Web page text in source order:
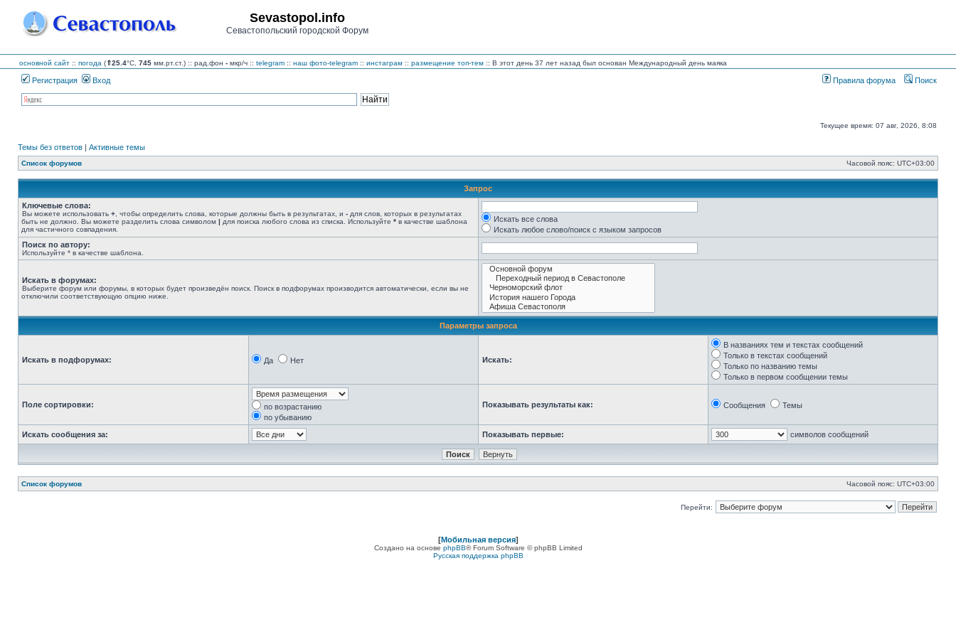
Sevastopol.info
Севастопольский городской Форум
основной сайт :: погода (⇑25.4°C, 745 мм.рт.ст.) :: рад.фон - мкр/ч :: telegram :: наш фото-telegram :: инстаграм :: размещение топ-тем :: В этот день 37 лет назад был основан Международный день маяка
Регистрация Вход Правила форума Поиск
Текущее время: 07 авг, 2026, 8:08
Темы без ответов | Активные темы
Список форумов Часовой пояс: UTC+03:00
Запрос
Ключевые слова:
Вы можете использовать + , чтобы определить слова, которые должны быть в результатах, и - для слов, которых в результатах
быть не должно. Вы можете разделить слова символом | для поиска любого слова из списка. Используйте * в качестве шаблона
для частичного совпадения.
Искать все слова
Искать любое слово/поиск с языком запросов
Поиск по автору:
Используйте * в качестве шаблона.
Искать в форумах:
Выберите форум или форумы, в которых будет произведён поиск. Поиск в подфорумах производится автоматически, если вы не
отключили соответствующую опцию ниже.
Параметры запроса
Искать в подфорумах: Да Нет Искать:
В названиях тем и текстах сообщений
Только в текстах сообщений
Только по названию темы
Только в первом сообщении темы
Поле сортировки:
по возрастанию
по убыванию
Показывать результаты как: Сообщения Темы
Искать сообщения за: Показывать первые: символов сообщений
Список форумов Часовой пояс: UTC+03:00
Перейти:
[Мобильная версия]
Создано на основе phpBB® Forum Software © phpBB Limited
Русская поддержка phpBB